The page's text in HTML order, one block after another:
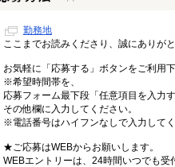
勤務地
ここまでお読みくださり、誠にありが
お気軽に「応募する」ボタンをご利用下
※希望時間帯を、
応募フォーム最下段「任意項目を入力
その他欄に入力してください。
※電話番号はハイフンなしで入力してく
★ご応募はWEBからお願いします。
WEBエントリーは、24時間いつでも受